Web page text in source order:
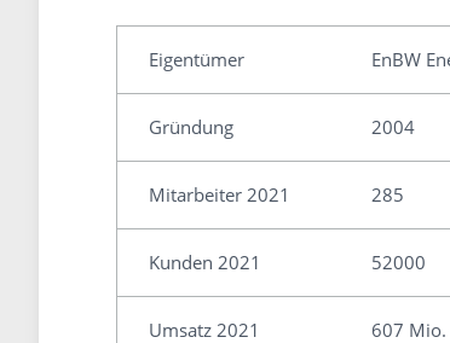
Eigentümer EnBW
Gründung 2004
Mitarbeiter 2021 285
Kunden 2021 52000
Umsatz 2021 607